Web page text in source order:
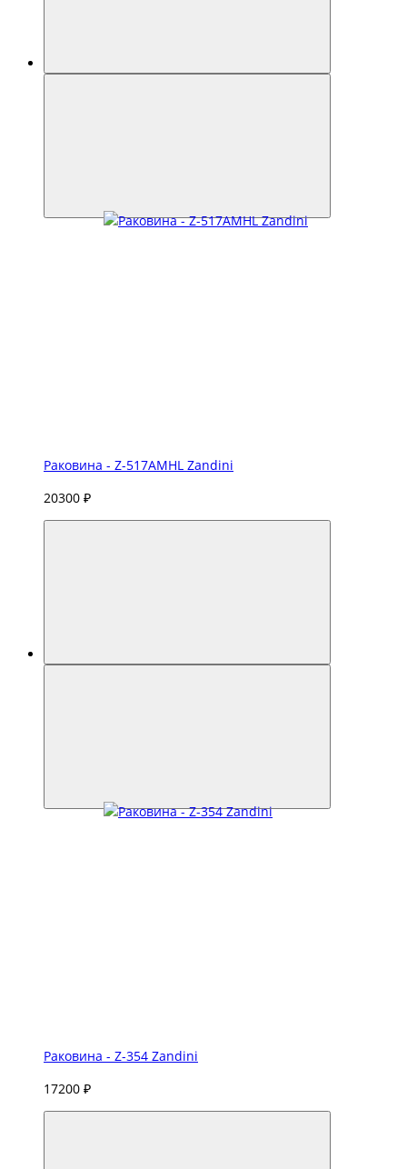
Раковина - Z-517AMHL Zandini
20300 ₽
Раковина - Z-354 Zandini
17200 ₽